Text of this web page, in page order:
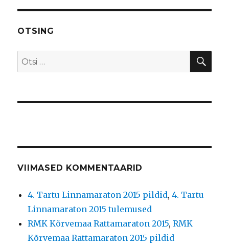
OTSING
Otsi:
VIIMASED KOMMENTAARID
4. Tartu Linnamaraton 2015 pildid,4. Tartu
Linnamaraton 2015 tulemused
RMK Kõrvemaa Rattamaraton 2015,RMK
Kõrvemaa Rattamaraton 2015 pildid